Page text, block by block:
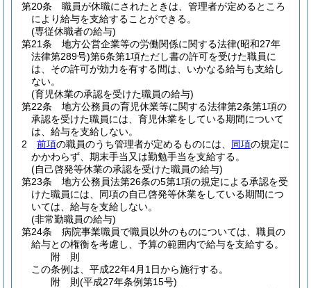
第20条
職員が休職にされたときは、管理者が定めるところ
により給与を支給することができる。
(専従休職者の給与)
第21条
地方公営企業等の労働関係に関する法律(昭和27年
法律第289号)第6条第1項ただし書の許可を受けた職員に
は、その許可が効力を有する間は、いかなる給与も支給し
ない。
(育児休業の承認を受けた職員の給与)
第22条
地方公務員の育児休業等に関する法律第2条第1項の
承認を受けた職員には、育児休業をしている期間について
は、給与を支給しない。
2
前項の職員のうち管理者が定めるものには、 同項の規定に
かかわらず、期末手当又は勤勉手当を支給する。
(自己啓発等休業の承認を受けた職員の給与)
第23条
地方公務員法第26条の5第1項の規定による承認を受
けた職員には、同項の自己啓発等休業をしている期間につ
いては、給与を支給しない。
(非常勤職員の給与)
第24条
病院事業職員で職員以外のものについては、職員の
給与との権衡を考慮し、予算の範囲内で給与を支給する。
附 則
この条例は、平成22年4月1日から施行する。
附 則(平成27年条例第15号)